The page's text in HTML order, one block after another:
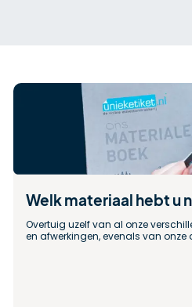
Welk materiaal hebt u
Overtuig uzelf van al onze
en afwerkingen, evenals van onze